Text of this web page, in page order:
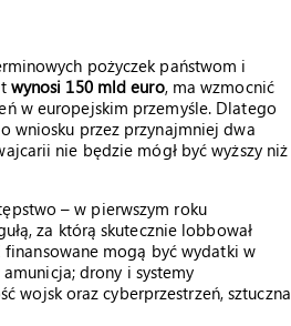
pożyczek państwom i
wynosi 150 mld euro, ma wzmocnić
w europejskim przemyśle. Dlatego
wniosku przez przynajmniej dwa
nie będzie mógł być wyższy niż
– w pierwszym roku
za którą skutecznie lobbował
finansowane mogą być wydatki w
drony i systemy
wojsk oraz cyberprzestrzeń, sztuczna